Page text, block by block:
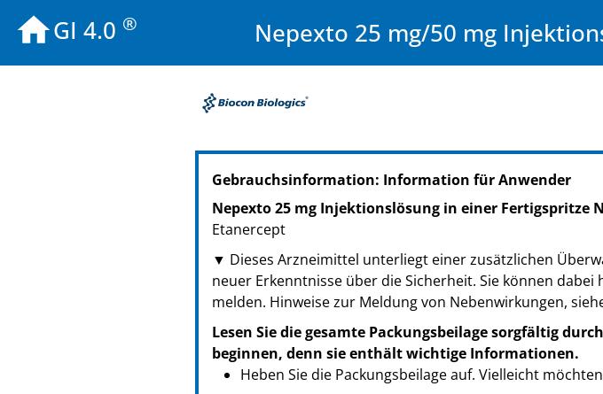
GI 4.0 ® Nepexto 25 mg/50 mg
PZN: 16487671
PPN: 111648767135
NTIN: 04150164876716
PZN: 16487688
NTIN: 04150164876884
Gebrauchsinformation: Information für Anwender
Nepexto 25 mg Injektionslösung in einer Fertigspritze
Etanercept
▼ Dieses Arzneimittel unterliegt einer zusätzlichen
neuer Erkenntnisse über die Sicherheit. Sie können
melden. Hinweise zur Meldung von Nebenwirkungen,
Lesen Sie die gesamte Packungsbeilage sorgfältig
beginnen, denn sie enthält wichtige Informationen.
Heben Sie die Packungsbeilage auf. Vielleicht